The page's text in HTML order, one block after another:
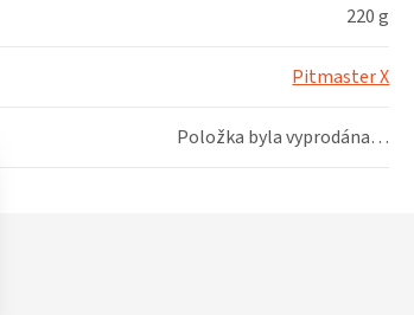
220 g
Pitmaster X
Položka byla vyprodána…